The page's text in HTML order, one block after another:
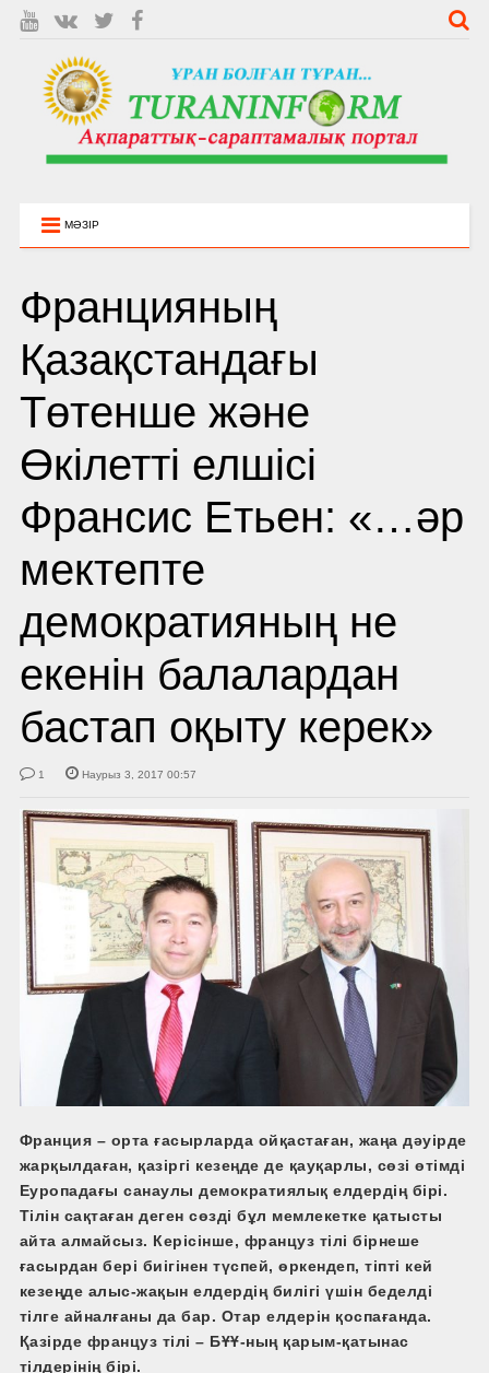
МӘЗІР
Францияның
Қазақстандағы
Төтенше және
Өкілетті елшісі
Франсис Етьен: «…әр
мектепте
демократияның не
екенін балалардан
бастап оқыту керек»
1 Наурыз 3, 2017 00:57
Франция – орта ғасырларда ойқастаған, жаңа дәуірде
жарқылдаған, қазіргі кезеңде де қауқарлы, сөзі өтімді
Еуропадағы санаулы демократиялық елдердің бірі.
Тілін сақтаған деген сөзді бұл мемлекетке қатысты
айта алмайсыз. Керісінше, француз тілі бірнеше
ғасырдан бері биігінен түспей, өркендеп, тіпті кей
кезеңде алыс-­жақын елдердің билігі үшін беделді
тілге айналғаны да бар. Отар елдерін қоспағанда.
Қазірде француз тілі – БҰҰ-­ның қарым-­қатынас
тілдерінің бірі.